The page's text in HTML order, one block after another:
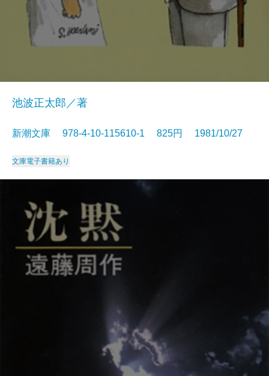
池波正太郎／著
新潮文庫 978-4-10-115610-1 825円 1981/10/27
文庫電子書籍あり